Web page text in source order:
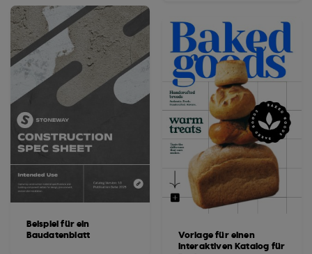
Beispiel für ein
Baudatenblatt
Vorlage für einen
interaktiven Katalog für